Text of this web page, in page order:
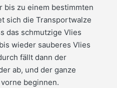
bis zu einem bestimmten
sich die Transportwalze
das schmutzige Vlies
wieder sauberes Vlies
fällt dann der
ab, und der ganze
beginnen.